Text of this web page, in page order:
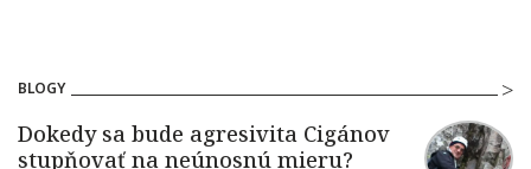
BLOGY